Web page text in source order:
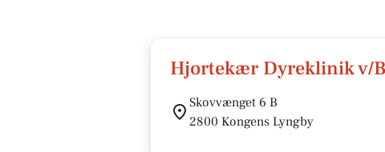
Hjortekær Dyreklinik v/
Skovvænget 6 B
2800 Kongens Lyngby